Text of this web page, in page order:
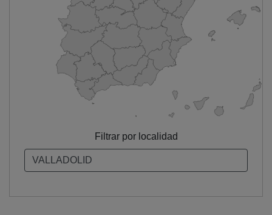
Filtrar por localidad